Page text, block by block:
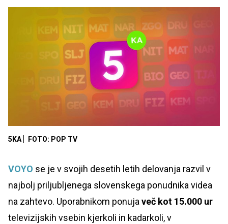
5KA FOTO: POP TV
VOYO se je v svojih desetih letih delovanja razvil v
najbolj priljubljenega slovenskega ponudnika videa
na zahtevo. Uporabnikom ponujaveč kot 15.000 ur
televizijskih vsebin kjerkoli in kadarkoli, v